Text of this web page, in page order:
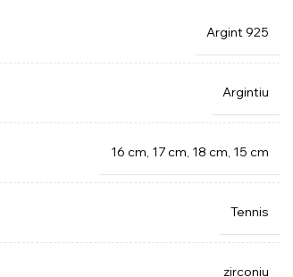
Argint 925
Argintiu
16 cm, 17 cm, 18 cm, 15 cm
Tennis
zirconiu